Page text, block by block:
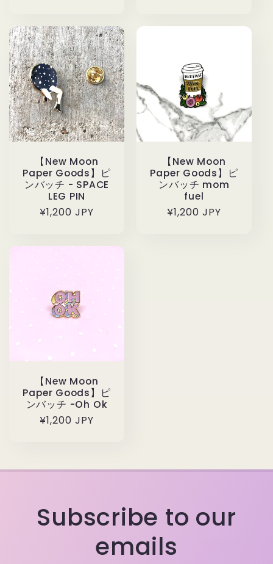
格
【New Moon
Paper Goods】ピ
ンバッチ - SPACE
LEG PIN
通
¥1,200 JPY
【New Moon
Paper Goods】ピ
ンバッチ mom
fuel
通
¥1,200 JPY
【New Moon
Paper Goods】ピ
ンバッチ -Oh Ok
通
¥1,200 JPY
Subscribe to our
emails